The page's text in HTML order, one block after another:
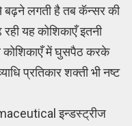
बढ़ने लगती है तब कॅन्सर की
यह कोशिकाएँ इतनी
कोशिकाएँ में घुसपैठ करके
प्रतिकार शक्ती भी नष्ट
इन्डस्ट्रीज